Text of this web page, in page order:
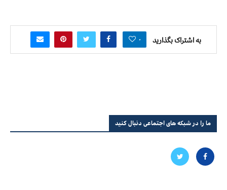
به اشتراک بگذارید ۰
ما را در شبکه های اجتماعی دنبال کنید